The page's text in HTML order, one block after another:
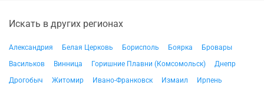
Искать в других регионах
Александрия Белая Церковь Борисполь Боярка
Бровары
Васильков
Винница Горишние Плавни (Комсомольск)
Днепр
Дрогобыч
Житомир Ивано-Франковск Измаил
Ирпень